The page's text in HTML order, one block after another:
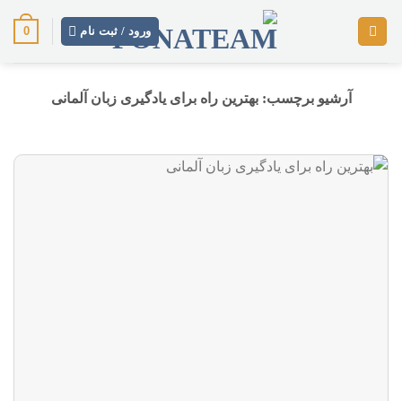
ورود / ثبت نام 0
آرشیو برچسب:بهترین راه برای یادگیری زبان آلمانی